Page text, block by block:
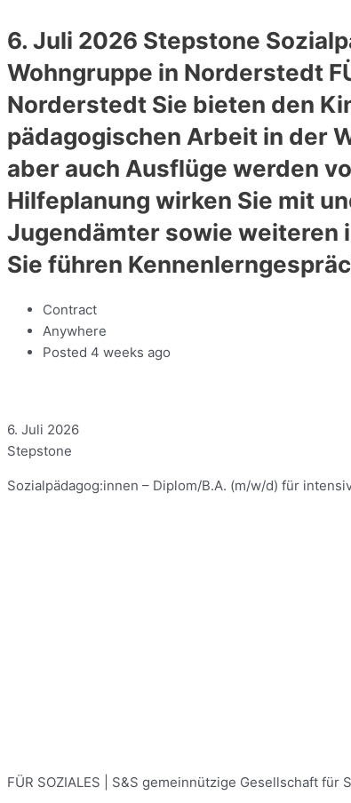
6. Juli 2026 Stepstone
Wohngruppe in Norderstedt
Norderstedt Sie bieten den
pädagogischen Arbeit in der
aber auch Ausflüge werden
Hilfeplanung wirken Sie mit
Jugendämter sowie weiteren
Sie führen
Contract
Anywhere
Posted 4 weeks ago
6. Juli 2026
Stepstone
Sozialpädagog:innen – Diplom/B.A. (m/w/d) für
FÜR SOZIALES | S&S gemeinnützige Gesellschaft für